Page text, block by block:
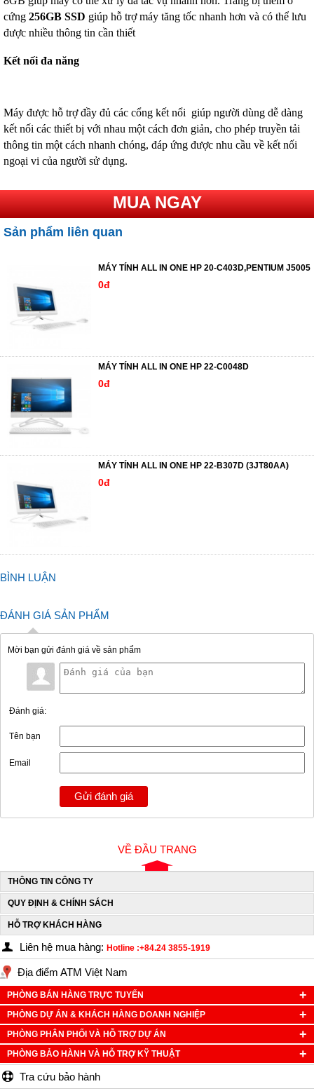
cứng 256GB SSD giúp hỗ trợ máy tăng tốc nhanh hơn và có thể lưu
được nhiều thông tin cần thiết
Kết nối đa năng
Máy được hỗ trợ đầy đủ các cổng kết nổi giúp người dùng dễ dàng
kết nối các thiết bị với nhau một cách đơn giản, cho phép truyền tải
thông tin một cách nhanh chóng, đáp ứng được nhu cầu về kết nối
ngoại vi của người sử dụng.
MUA NGAY
Sản phẩm liên quan
MÁY TÍNH ALL IN ONE HP 20-C403D,PENTIUM J5005
0đ
MÁY TÍNH ALL IN ONE HP 22-C0048D
0đ
MÁY TÍNH ALL IN ONE HP 22-B307D (3JT80AA)
0đ
BÌNH LUẬN
ĐÁNH GIÁ SẢN PHẨM
Mời bạn gửi đánh giá về sản phẩm
Đánh giá:
Tên bạn
Email
Gửi đánh giá
VỀ ĐẦU TRANG
THÔNG TIN CÔNG TY
QUY ĐỊNH & CHÍNH SÁCH
HỖ TRỢ KHÁCH HÀNG
Liên hệ mua hàng: Hotline :+84.24 3855-1919
Địa điểm ATM Việt Nam
PHÒNG BÁN HÀNG TRỰC TUYẾN
PHÒNG DỰ ÁN & KHÁCH HÀNG DOANH NGHIỆP
PHÒNG PHÂN PHỐI VÀ HỖ TRỢ DỰ ÁN
PHÒNG BẢO HÀNH VÀ HỖ TRỢ KỸ THUẬT
Tra cứu bảo hành